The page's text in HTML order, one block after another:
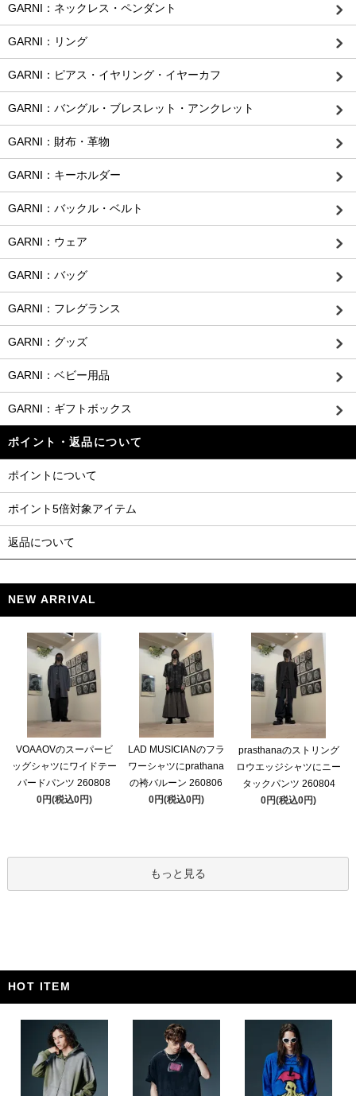
GARNI：ネックレス・ペンダント
GARNI：リング
GARNI：ピアス・イヤリング・イヤーカフ
GARNI：バングル・ブレスレット・アンクレット
GARNI：財布・革物
GARNI：キーホルダー
GARNI：バックル・ベルト
GARNI：ウェア
GARNI：バッグ
GARNI：フレグランス
GARNI：グッズ
GARNI：ベビー用品
GARNI：ギフトボックス
ポイント・返品について
ポイントについて
ポイント5倍対象アイテム
返品について
NEW ARRIVAL
VOAAOVのスーパービ
ッグシャツにワイドテー
パードパンツ 260808
0円(税込0円)
LAD MUSICIANのフラ
ワーシャツにprathana
の袴バルーン 260806
0円(税込0円)
prasthanaのストリング
ロウエッジシャツにニー
タックパンツ 260804
0円(税込0円)
もっと見る
HOT ITEM